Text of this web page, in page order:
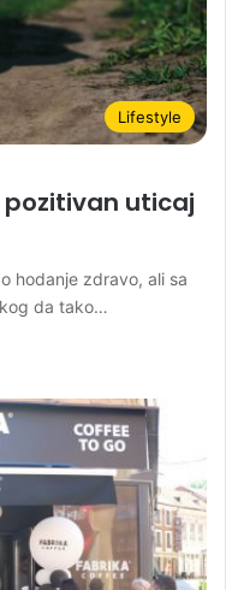
Lifestyle
uticaj
hodanje zdravo, ali sa
da tako…